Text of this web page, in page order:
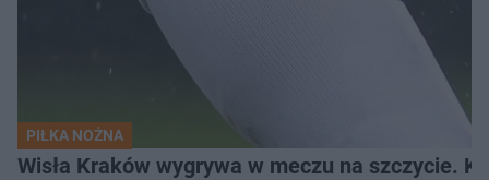
PIŁKA NOŻNA
Wisła Kraków wygrywa w meczu na szczycie.